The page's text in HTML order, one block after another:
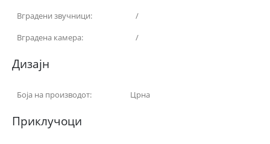
Вградени звучници:
/
Вградена камера:
/
Дизајн
Боја на производот: Црна
Приклучоци